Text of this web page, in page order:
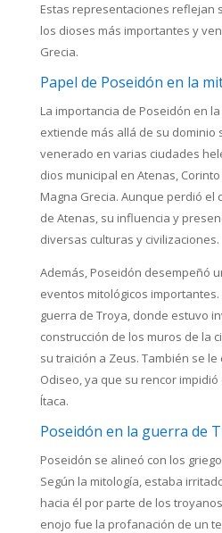
Estas representaciones reflejan
los dioses más importantes y
Grecia.
Papel de Poseidón en la
La importancia de Poseidón en
extiende más allá de su dominio
venerado en varias ciudades
dios municipal en Atenas,
Magna Grecia. Aunque perdió el
de Atenas, su influencia y
diversas culturas y civilizaciones.
Además, Poseidón desempeñó
eventos mitológicos
guerra de Troya, donde estuvo
construcción de los muros de la
su traición a Zeus. También se
Odiseo, ya que su rencor
Ítaca.
Poseidón en la guerra de
Poseidón se alineó con los
Según la mitología, estaba
hacia él por parte de los
enojo fue la profanación de un